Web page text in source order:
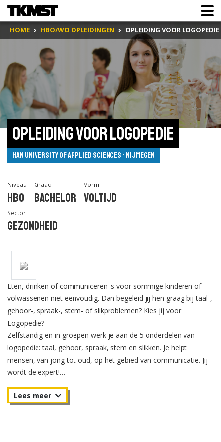
HOME HBO/WO OPLEIDINGEN OPLEIDING VOOR LOGOPEDIE
Opleiding voor Logopedie
HAN University of Applied Sciences - Nijmegen
Niveau
Hbo
Graad
Bachelor
Vorm
Voltijd
Sector
Gezondheid
Eten, drinken of communiceren is voor sommige kinderen of
volwassenen niet eenvoudig. Dan begeleid jij hen graag bij taal-,
gehoor-, spraak-, stem- of slikproblemen? Kies jij voor
Logopedie?
Zelfstandig en in groepen werk je aan de 5 onderdelen van
logopedie: taal, gehoor, spraak, stem en slikken. Je helpt
mensen, van jong tot oud, op het gebied van communicatie. Jij
wordt de expert!
werkveld. Dit doen wij met logopedische praktijken, speciaal